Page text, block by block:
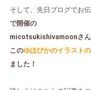
そして、先日ブログでお
で開催の
micotsukishivamoonさん
このゆほびかのイラストの
ました！